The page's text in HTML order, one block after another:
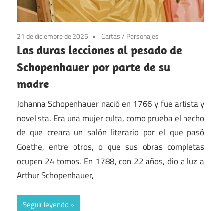
21 de diciembre de 2025 Cartas/ Personajes
Las duras lecciones al pesado de
Schopenhauer por parte de su
madre
Johanna Schopenhauer nació en 1766 y fue artista y
novelista. Era una mujer culta, como prueba el hecho
de que creara un salón literario por el que pasó
Goethe, entre otros, o que sus obras completas
ocupen 24 tomos. En 1788, con 22 años, dio a luz a
Arthur Schopenhauer,
Seguir leyendo